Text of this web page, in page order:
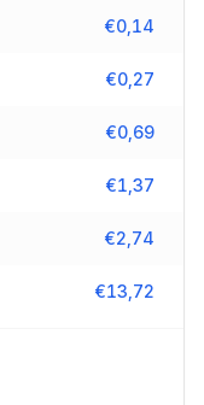
€0,14
€0,27
€0,69
€1,37
€2,74
€13,72